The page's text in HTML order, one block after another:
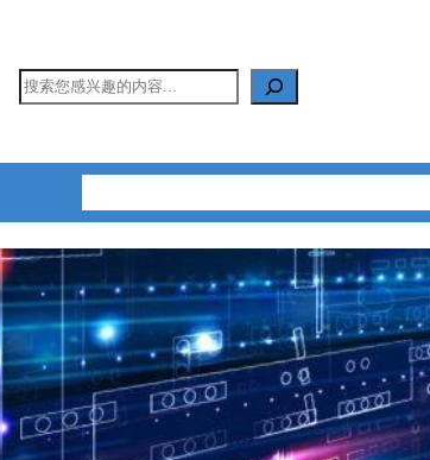
搜